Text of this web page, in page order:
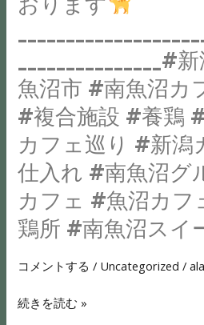
さ
せ。
第
一
弾
ま
も
な
く。
🏷
STAND
愛
の
と…
etc.
毎
日
を
忙
し
く
張
る
か
香
り
数
量
限
定
に
は
な
り
ま
が
セ
プ
──────────
あ
な
た
の
好
き
な
間
が
魚沼市 #南魚沼カ
#複合施設 #養鶏
カフェ巡り #新潟
仕入れ #南魚沼グ
カフェ #魚沼カフ
鶏所 #南魚沼スイ
コメントする / Uncategorized /
よ
り
用
で
き
な
く
な
り
ま
た
(;
続きを読む »